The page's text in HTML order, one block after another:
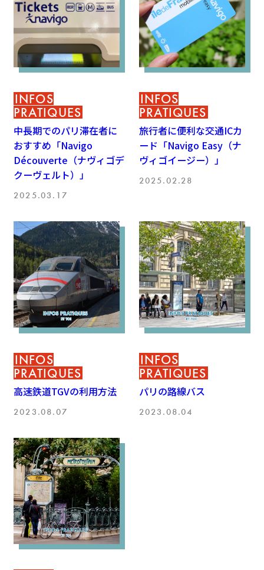
INFOS
PRATIQUES
中長期でのパリ滞在者に
おすすめ「Navigo
Découverte（ナヴィゴデ
クーヴェルト）」
2025.03.17
INFOS
PRATIQUES
旅行者に便利な交通ICカ
ード「Navigo Easy（ナ
ヴィゴイージー）」
2025.02.28
INFOS
PRATIQUES
高速鉄道TGVの利用方法
2023.08.07
INFOS
PRATIQUES
パリの路線バス
2023.08.04